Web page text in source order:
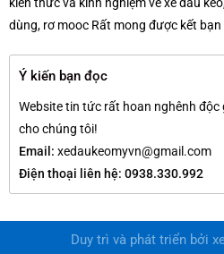
kiến thức và kinh nghiệm về xe đầu
dùng, rơ mooc Rất mong được kết
Ý kiến bạn đọc
Website tin tức rất hoan nghênh
cho chúng tôi!
Email: xedaukeomyvn@gmail.com
Điện thoại liên hệ: 0938.330.992
Duy trì và phát triển bởi